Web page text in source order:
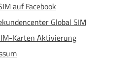
auf Facebook
Global SIM
Karten Aktivierung